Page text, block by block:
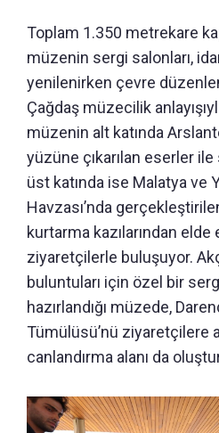
Toplam 1.350 metrekare
müzenin sergi salonları,
yenilenirken çevre
Çağdaş müzecilik
müzenin alt katında
yüzüne çıkarılan eserler
üst katında ise Malatya ve
Havzası’nda
kurtarma kazılarından
ziyaretçilerle buluşuyor.
buluntuları için özel bir
hazırlandığı müzede,
Tümülüsü’nü ziyaretçilere
canlandırma alanı da